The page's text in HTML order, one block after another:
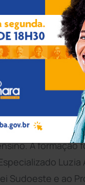
Secretaria
(UAB) uma
A formação
Luzia
Sudoeste e ao